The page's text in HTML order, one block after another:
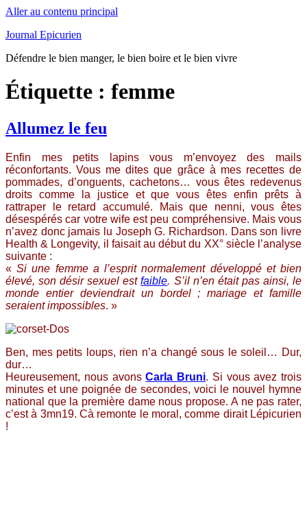
Aller au contenu principal
Journal Epicurien
Défendre le bien manger, le bien boire et le bien vivre
Étiquette : femme
Allumez le feu
Enfin mes petits lapins vous m’envoyez des mails
réconfortants. Vous me dites que grâce à mes recettes de
pommades, d’onguents, cachetons… vous êtes redevenus
droits comme la justice et que vous êtes enfin prêts à
rattraper le retard accumulé. Mais que nenni, vous êtes
désespérés car votre wife est peu compréhensive. Mais vous
n’avez donc jamais lu Joseph G. Richardson. Dans son livre
Health & Longevity, il faisait au début du XX° siècle l’analyse
suivante :
«Si une femme a l’esprit normalement développé et bien
élevé, son désir sexuel estfaible. S’il n’en était pas ainsi, le
monde entier deviendrait un bordel ; mariage et famille
seraient impossibles. »
Ben, mes petits loups, rien n’a changé sous le soleil… Dur,
dur…
Heureusement, nous avonsCarla Bruni. Si vous avez trois
minutes et une poignée de secondes, voici le nouvel hymne
national que la première dame nous propose. A ne pas rater,
c’est à 3mn19. Cà remonte le moral, comme dirait Lépicurien
!